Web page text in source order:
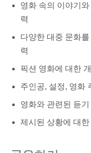
영화 속의 이야기
력
다양한 대중 문화
력
픽션 영화에 대한
주인공, 설정, 영화
영화와 관련된 듣기
제시된 상황에 대